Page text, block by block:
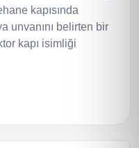
kapısında
unvanını belirten bir
kapı isimliği